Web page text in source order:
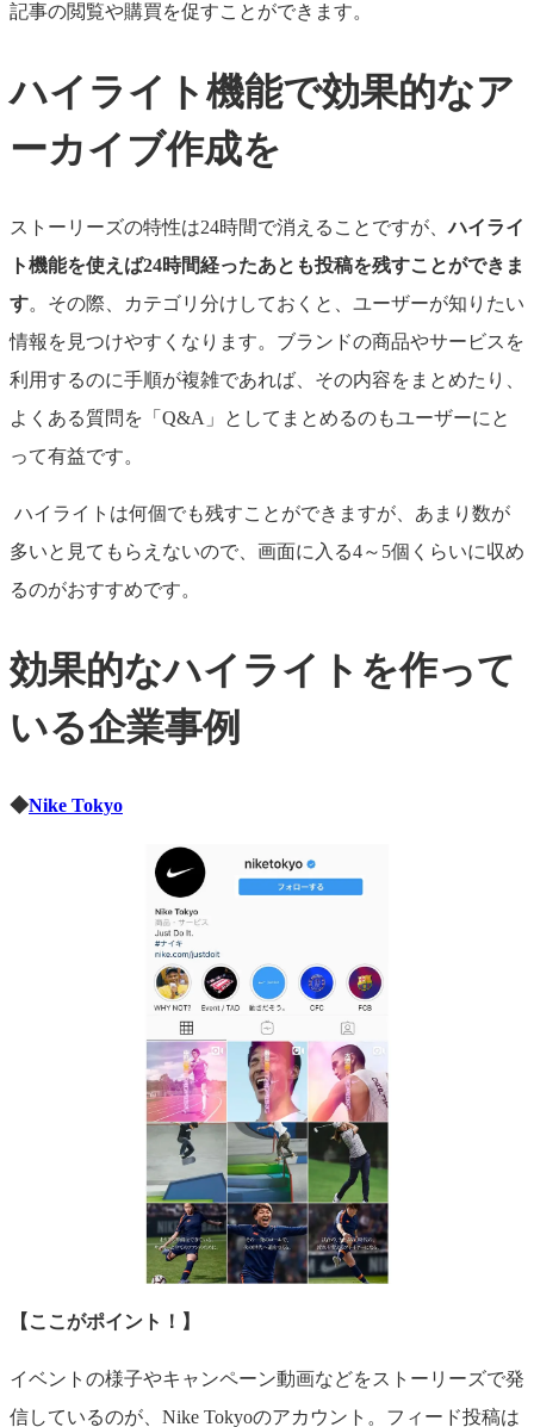
記事の閲覧や購買を促すことができます。
ハイライト機能で効果的なア
ーカイブ作成を
ストーリーズの特性は24時間で消えることですが、ハイライ
ト機能を使えば24時間経ったあとも投稿を残すことができま
す。 その際、カテゴリ分けしておくと、ユーザーが知りたい
情報を見つけやすくなります。ブランドの商品やサービスを
利用するのに手順が複雑であれば、その内容をまとめたり、
よくある質問を「Q&A」としてまとめるのもユーザーにと
って有益です。
ハイライトは何個でも残すことができますが、あまり数が
多いと見てもらえないので、画面に入る4～5個くらいに収め
るのがおすすめです。
効果的なハイライトを作って
いる企業事例
◆Nike Tokyo
【ここがポイント！】
イベントの様子やキャンペーン動画などをストーリーズで発
信しているのが、Nike Tokyoのアカウント。フィード投稿は